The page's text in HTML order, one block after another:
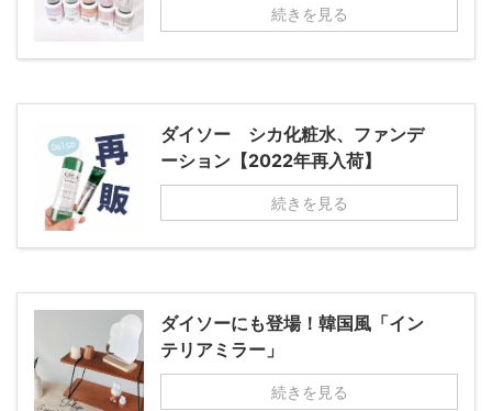
続きを見る
ダイソー シカ化粧水、ファンデ
ーション【2022年再入荷】
続きを見る
ダイソーにも登場！韓国風「イン
テリアミラー」
続きを見る